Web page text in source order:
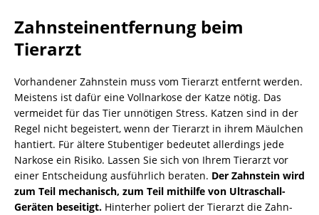
Zahnsteinentfernung beim
Tierarzt
Vorhandener Zahnstein muss vom Tierarzt entfernt werden.
Meistens ist dafür eine Vollnarkose der Katze nötig. Das
vermeidet für das Tier unnötigen Stress. Katzen sind in der
Regel nicht begeistert, wenn der Tierarzt in ihrem Mäulchen
hantiert. Für ältere Stubentiger bedeutet allerdings jede
Narkose ein Risiko. Lassen Sie sich von Ihrem Tierarzt vor
einer Entscheidung ausführlich beraten. Der Zahnstein wird
zum Teil mechanisch, zum Teil mithilfe von Ultraschall-
Geräten beseitigt. Hinterher poliert der Tierarzt die Zahn-